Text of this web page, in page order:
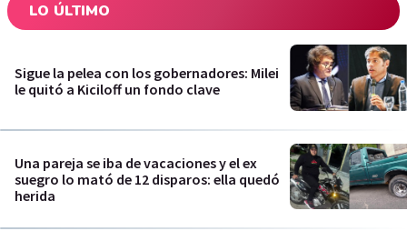
LO ÚLTIMO
Sigue la pelea con los gobernadores: Milei
le quitó a Kiciloff un fondo clave
Una pareja se iba de vacaciones y el ex
suegro lo mató de 12 disparos: ella quedó
herida